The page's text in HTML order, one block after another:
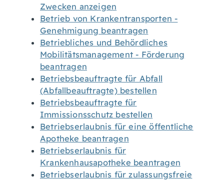
Zwecken anzeigen
Betrieb von Krankentransporten -
Genehmigung beantragen
Betriebliches und Behördliches
Mobilitätsmanagement - Förderung
beantragen
Betriebsbeauftragte für Abfall
(Abfallbeauftragte) bestellen
Betriebsbeauftragte für
Immissionsschutz bestellen
Betriebserlaubnis für eine öffentliche
Apotheke beantragen
Betriebserlaubnis für
Krankenhausapotheke beantragen
Betriebserlaubnis für zulassungsfreie